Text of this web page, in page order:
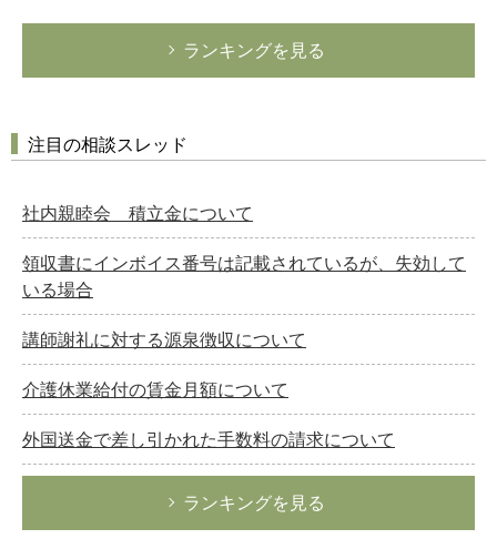
ランキングを見る
注目の相談スレッド
社内親睦会 積立金について
領収書にインボイス番号は記載されているが、失効して
いる場合
講師謝礼に対する源泉徴収について
介護休業給付の賃金月額について
外国送金で差し引かれた手数料の請求について
ランキングを見る